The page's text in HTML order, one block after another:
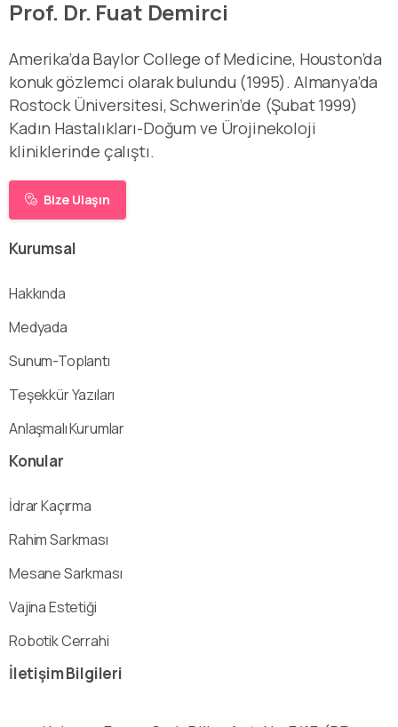
Prof. Dr. Fuat Demirci
Amerika’da Baylor College of Medicine, Houston’da
konuk gözlemci olarak bulundu (1995). Almanya’da
Rostock Üniversitesi, Schwerin’de (Şubat 1999)
Kadın Hastalıkları-Doğum ve Ürojinekoloji
kliniklerinde çalıştı.
Bize Ulaşın
Kurumsal
Hakkında
Medyada
Sunum-Toplantı
Teşekkür Yazıları
Anlaşmalı Kurumlar
Konular
İdrar Kaçırma
Rahim Sarkması
Mesane Sarkması
Vajina Estetiği
Robotik Cerrahi
İletişimBilgileri